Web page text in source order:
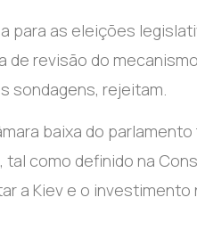
para as eleições
de revisão do
sondagens, rejeitam.
baixa do
como definido na
a Kiev e o